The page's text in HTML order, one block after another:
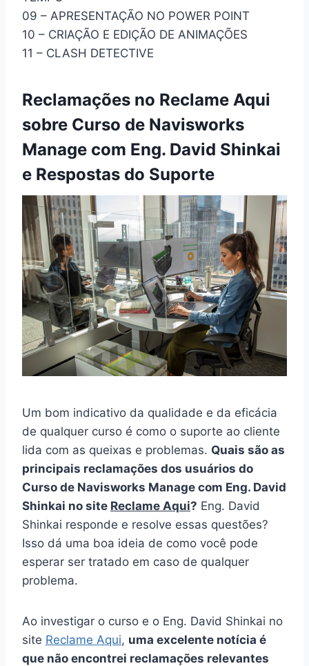
09 – APRESENTAÇÃO NO POWER POINT
10 – CRIAÇÃO E EDIÇÃO DE ANIMAÇÕES
11 – CLASH DETECTIVE
Reclamações no Reclame Aqui
sobre Curso de Navisworks
Manage com Eng. David Shinkai
e Respostas do Suporte
Um bom indicativo da qualidade e da eficácia
de qualquer curso é como o suporte ao cliente
lida com as queixas e problemas. Quais são as
principais reclamações dos usuários do
Curso de Navisworks Manage com Eng. David
Shinkai no site Reclame Aqui? Eng. David
Shinkai responde e resolve essas questões?
Isso dá uma boa ideia de como você pode
esperar ser tratado em caso de qualquer
problema.
Ao investigar o curso e o Eng. David Shinkai no
site Reclame Aqui, uma excelente notícia é
que não encontrei reclamações relevantes